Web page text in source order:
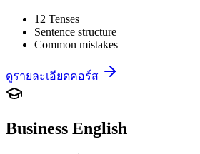
12 Tenses
Sentence structure
Common mistakes
ดูรายละเอียดคอร์ส
Business English